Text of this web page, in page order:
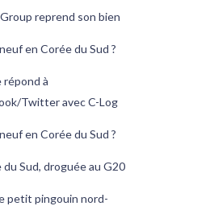
reprend son bien
en Corée du Sud ?
répond à
Twitter avec C-Log
en Corée du Sud ?
du Sud, droguée au G20
petit pingouin nord-